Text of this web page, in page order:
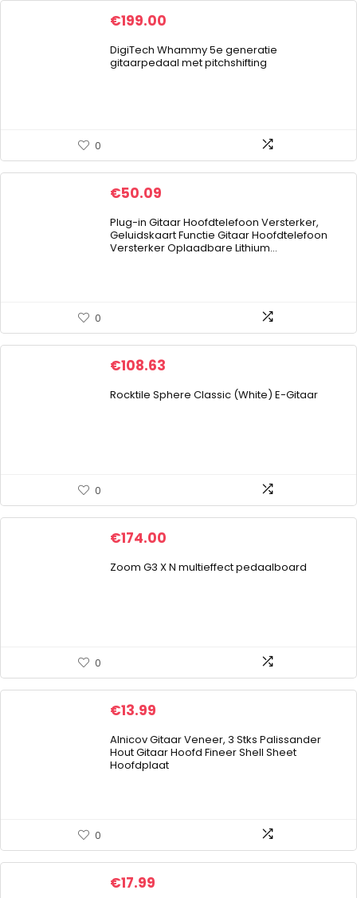
€199.00
DigiTech Whammy 5e generatie
gitaarpedaal met pitchshifting
0
€50.09
Plug-in Gitaar Hoofdtelefoon Versterker,
Geluidskaart Functie Gitaar Hoofdtelefoon
Versterker Oplaadbare Lithium…
0
€108.63
Rocktile Sphere Classic (White) E-Gitaar
0
€174.00
Zoom G3 X N multieffect pedaalboard
0
€13.99
Alnicov Gitaar Veneer, 3 Stks Palissander
Hout Gitaar Hoofd Fineer Shell Sheet
Hoofdplaat
0
€17.99